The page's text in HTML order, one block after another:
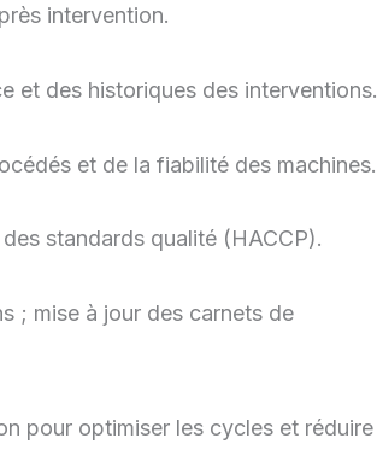
intervention.
des historiques des interventions.
et de la fiabilité des machines.
standards qualité (HACCP).
mise à jour des carnets de
optimiser les cycles et réduire